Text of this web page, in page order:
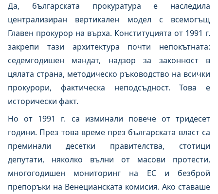
Да, българската прокуратура е наследила
централизиран вертикален модел с всемогъщ
Главен прокурор на върха. Конституцията от 1991 г.
закрепи тази архитектура почти непокътната:
седемгодишен мандат, надзор за законност в
цялата страна, методическо ръководство на всички
прокурори, фактическа неподсъдност. Това е
исторически факт.
Но от 1991 г. са изминали повече от тридесет
години. През това време през българската власт са
преминали десетки правителства, стотици
депутати, няколко вълни от масови протести,
многогодишен мониторинг на ЕС и безброй
препоръки на Венецианската комисия. Ако ставаше